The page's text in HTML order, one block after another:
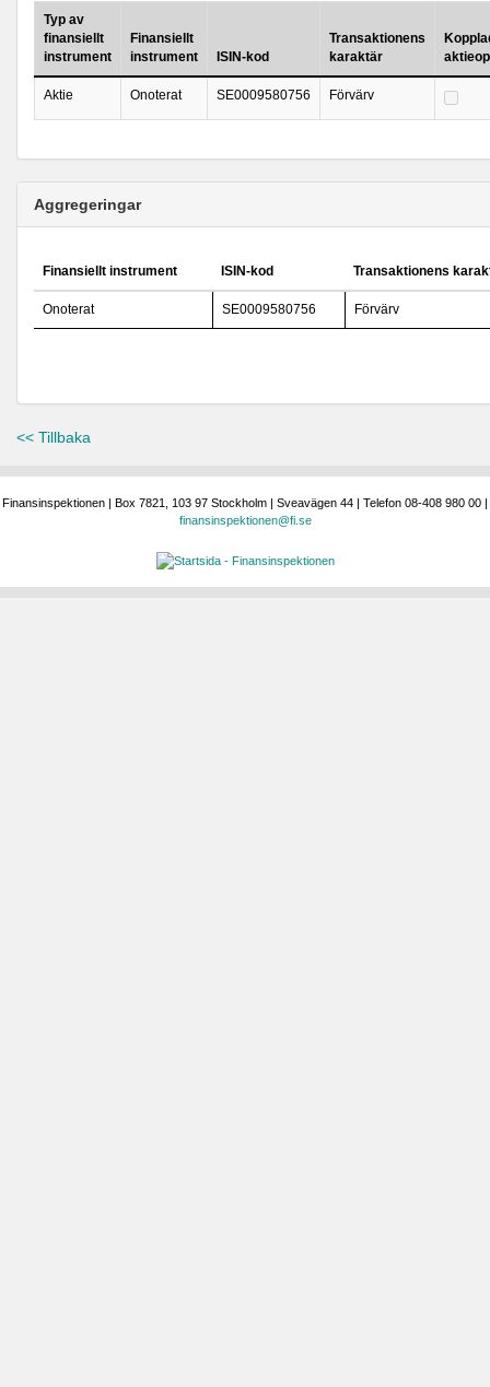
Typ av
finansiellt
instrument
Finansiellt
instrument
ISIN-kod
Transaktionens
karaktär
Aktie Onoterat SE0009580756 Förvärv
Aggregeringar
Finansiellt instrument ISIN-kod Transaktionens
Onoterat SE0009580756 Förvärv
<< Tillbaka
Finansinspektionen | Box 7821, 103 97 Stockholm | Sveavägen 44 | Telefon 08-408 980 00 |
finansinspektionen@fi.se